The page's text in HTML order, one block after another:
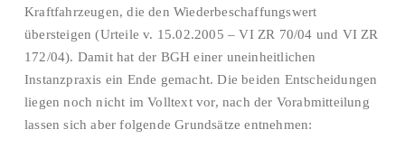
Kraftfahrzeugen, die den Wiederbeschaffungswert
übersteigen (Urteile v. 15.02.2005 – VI ZR 70/04 und VI ZR
172/04). Damit hat der BGH einer uneinheitlichen
Instanzpraxis ein Ende gemacht. Die beiden Entscheidungen
liegen noch nicht im Volltext vor, nach der Vorabmitteilung
lassen sich aber folgende Grundsätze entnehmen: